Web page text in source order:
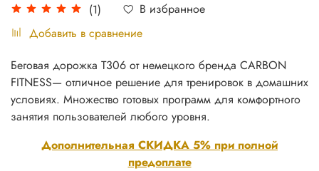
(1)
В избранное
Добавить в сравнение
Дополнительная СКИДКА 5% при полной
предоплате
Беговая дорожка Т306 от немецкого бренда CARBON
FITNESS— отличное решение для тренировок в домашних
условиях. Множество готовых программ для комфортного
занятия пользователей любого уровня.